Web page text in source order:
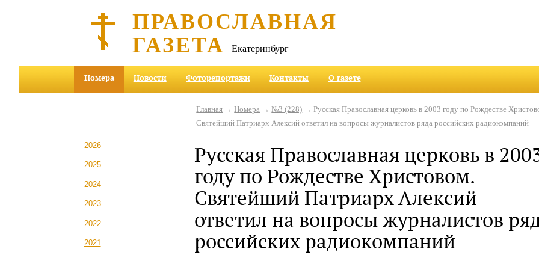
ПРАВОСЛАВНАЯ
ГАЗЕТА Екатеринбург
Номера Новости Фоторепортажи Контакты О газете
2026
2025
2024
2023
2022
2021
Главная →Номера →№3 (228) → Русская Православная церковь в 2003 году по Рождестве
Святейший Патриарх Алексий ответил на вопросы журналистов ряда российских радиокомпаний
Русская Православная церковь в
году по Рождестве Христовом.
Святейший Патриарх Алексий
ответил на вопросы журналистов
российских радиокомпаний